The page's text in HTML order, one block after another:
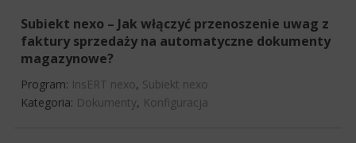
Subiekt nexo – Jak włączyć przenoszenie uwag z
faktury sprzedaży na automatyczne dokumenty
magazynowe?
Program: InsERT nexo, Subiekt nexo
Kategoria: Dokumenty, Konfiguracja